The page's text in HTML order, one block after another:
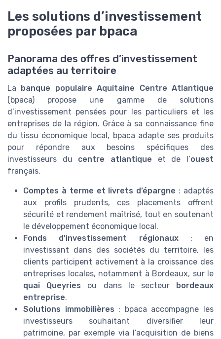
Les solutions d’investissement
proposées par bpaca
Panorama des offres d’investissement
adaptées au territoire
La
banque populaire Aquitaine Centre Atlantique
(bpaca) propose une gamme de solutions
d’investissement pensées pour les particuliers et les
entreprises de la région. Grâce à sa connaissance fine
du tissu économique local, bpaca adapte ses produits
pour répondre aux besoins spécifiques des
investisseurs du centre atlantique et de l’ouest
français.
Comptes à terme et livrets d’épargne : adaptés
aux profils prudents, ces placements offrent
sécurité et rendement maîtrisé, tout en soutenant
le développement économique local.
Fonds d’investissement régionaux: en
investissant dans des sociétés du territoire, les
clients participent activement à la croissance des
entreprises locales, notamment à Bordeaux, sur le
quai Queyries ou dans le secteur
bordeaux
entreprise.
Solutions immobilières : bpaca accompagne les
investisseurs souhaitant diversifier leur
patrimoine, par exemple via l’acquisition de biens